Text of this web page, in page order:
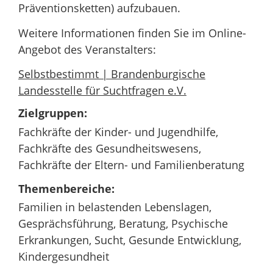
Präventionsketten) aufzubauen.
Weitere Informationen finden Sie im Online-
Angebot des Veranstalters:
Selbstbestimmt | Brandenburgische
Landesstelle für Suchtfragen e.V.
Zielgruppen:
Fachkräfte der Kinder- und Jugendhilfe,
Fachkräfte des Gesundheitswesens,
Fachkräfte der Eltern- und Familienberatung
Themenbereiche:
Familien in belastenden Lebenslagen,
Gesprächsführung, Beratung, Psychische
Erkrankungen, Sucht, Gesunde Entwicklung,
Kindergesundheit